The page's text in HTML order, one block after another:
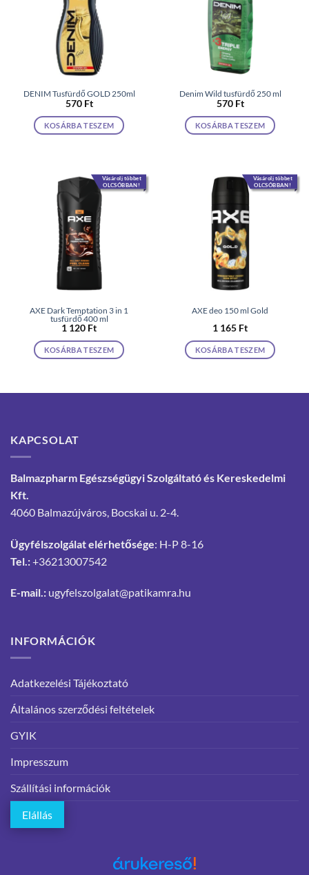
DENIM Tusfürdő GOLD 250ml
570 Ft
KOSÁRBA TESZEM
Denim Wild tusfürdő 250 ml
570 Ft
KOSÁRBA TESZEM
Vásárolj többet
OLCSÓBBAN!
AXE Dark Temptation 3 in 1
tusfürdő 400 ml
1 120 Ft
KOSÁRBA TESZEM
Vásárolj többet
OLCSÓBBAN!
AXE deo 150 ml Gold
1 165 Ft
KOSÁRBA TESZEM
KAPCSOLAT
Balmazpharm Egészségügyi Szolgáltató és Kereskedelmi
Kft.
4060 Balmazújváros, Bocskai u. 2-4.
Ügyfélszolgálat elérhetősége: H-P 8-16
Tel.:+36213007542
E-mail.: ugyfelszolgalat@patikamra.hu
INFORMÁCIÓK
Adatkezelési Tájékoztató
Általános szerződési feltételek
GYIK
Impresszum
Szállítási információk
Elállás